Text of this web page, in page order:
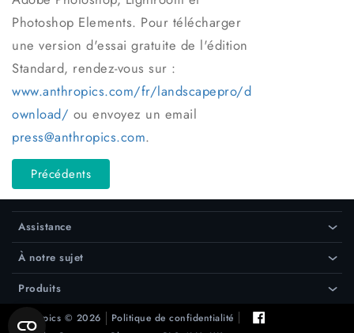
Photoshop Elements. Pour télécharger
une version d'essai gratuite de l'édition
Standard, rendez-vous sur :
www.anthropics.com/fr/landscapepro/d
ownload/ ou envoyez un email
press@anthropics.com.
Précédents
Assistance ›
À notre sujet ›
Produits ›
Anthropics © 2026
Politique de confidentialité